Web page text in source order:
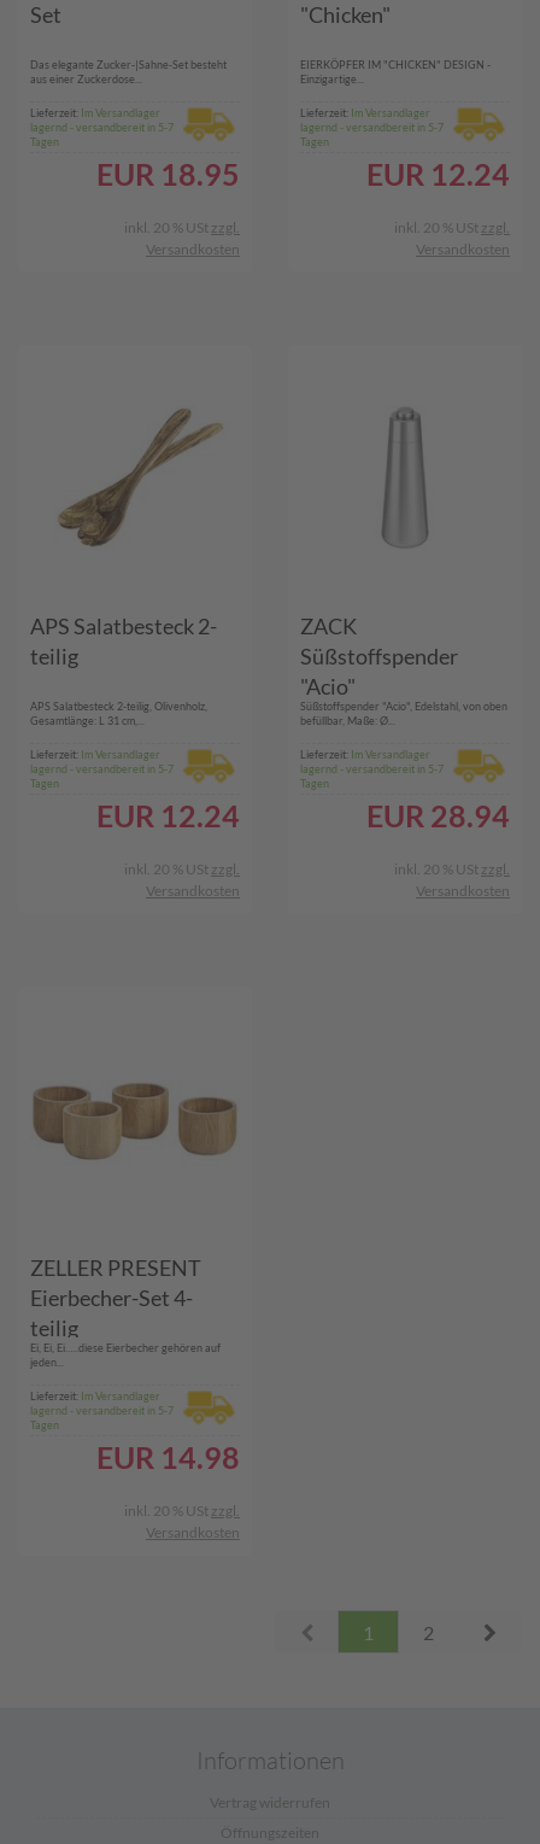
Set
Das elegante Zucker-|Sahne-Set besteht
aus einer Zuckerdose...
Lieferzeit: Im Versandlager
lagernd - versandbereit in 5-7
Tagen
EUR 18.95
inkl. 20 % USt zzgl.
Versandkosten
"Chicken"
EIERKÖPFER IM "CHICKEN" DESIGN -
Einzigartige...
Lieferzeit: Im Versandlager
lagernd - versandbereit in 5-7
Tagen
EUR 12.24
inkl. 20 % USt zzgl.
Versandkosten
APS Salatbesteck 2-
teilig
APS Salatbesteck 2-teilig, Olivenholz,
Gesamtlänge: L 31 cm,...
Lieferzeit: Im Versandlager
lagernd - versandbereit in 5-7
Tagen
EUR 12.24
inkl. 20 % USt zzgl.
Versandkosten
ZACK
Süßstoffspender
"Acio"
Süßstoffspender "Acio", Edelstahl, von oben
befüllbar, Maße: Ø...
Lieferzeit: Im Versandlager
lagernd - versandbereit in 5-7
Tagen
EUR 28.94
inkl. 20 % USt zzgl.
Versandkosten
ZELLER PRESENT
Eierbecher-Set 4-
teilig
Ei, Ei, Ei…..diese Eierbecher gehören auf
jeden...
Lieferzeit: Im Versandlager
lagernd - versandbereit in 5-7
Tagen
EUR 14.98
inkl. 20 % USt zzgl.
Versandkosten
1 2
Informationen
Vertrag widerrufen
Öffnungszeiten